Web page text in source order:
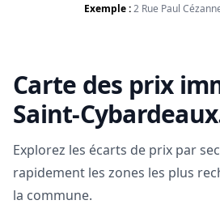
Exemple :2 Rue Paul
Carte des prix
Saint-Cybardeaux
Explorez les écarts de prix par
rapidement les zones les plus
la commune.